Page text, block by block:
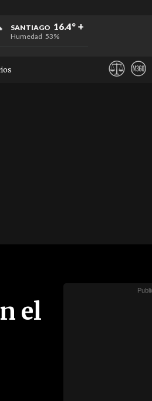
SANTIAGO 16.4°
Humedad 53%
+
+
+
el